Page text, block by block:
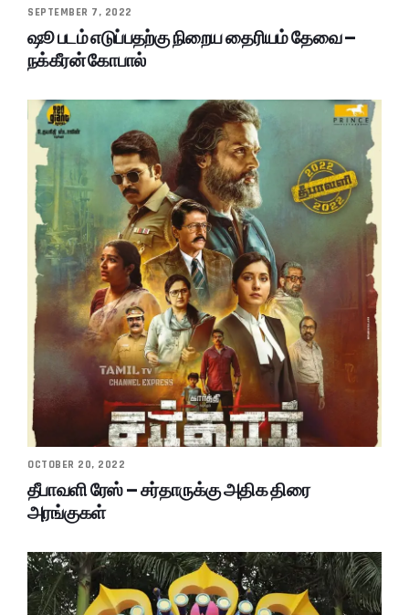
SEPTEMBER 7, 2022
ஷூ படம் எடுப்பதற்கு நிறைய தைரியம் தேவை –
நக்கீரன் கோபால்
OCTOBER 20, 2022
தீபாவளி ரேஸ் – சர்தாருக்கு அதிக திரை
அரங்குகள்